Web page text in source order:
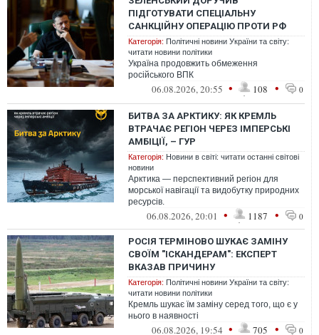
ПІДГОТУВАТИ СПЕЦІАЛЬНУ
САНКЦІЙНУ ОПЕРАЦІЮ ПРОТИ РФ
Категорія: Політичні новини України та світу:
читати новини політики
Україна продовжить обмеження
російського ВПК
06.08.2026, 20:55 • 108 • 0
БИТВА ЗА АРКТИКУ: ЯК КРЕМЛЬ
ВТРАЧАЄ РЕГІОН ЧЕРЕЗ ІМПЕРСЬКІ
АМБІЦІЇ, – ГУР
Категорія: Новини в світі: читати останні світові
новини
Арктика — перспективний регіон для
морської навігації та видобутку природних
ресурсів.
06.08.2026, 20:01 • 1187 • 0
РОСІЯ ТЕРМІНОВО ШУКАЄ ЗАМІНУ
СВОЇМ "ІСКАНДЕРАМ": ЕКСПЕРТ
ВКАЗАВ ПРИЧИНУ
Категорія: Політичні новини України та світу:
читати новини політики
Кремль шукає їм заміну серед того, що є у
нього в наявності
06.08.2026, 19:54 • 705 • 0